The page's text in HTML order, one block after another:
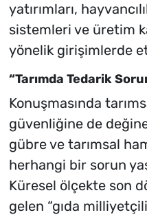
yatırımları,
sistemleri ve üretim
yönelik girişimlerde
“Tarımda Tedarik
Konuşmasında
güvenliğine de
gübre ve tarımsal
herhangi bir sorun
Küresel ölçekte son
gelen “gıda